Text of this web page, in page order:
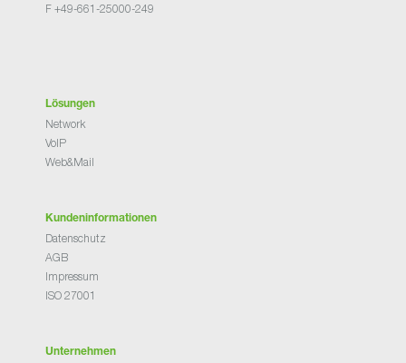
F +49-661-25000-249
Lösungen
Network
VoIP
Web&Mail
Kundeninformationen
Datenschutz
AGB
Impressum
ISO 27001
Unternehmen